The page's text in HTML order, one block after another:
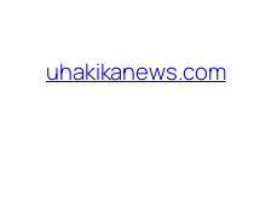
content
uhakikanews.com